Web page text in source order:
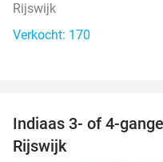
Rijswijk
Verkocht: 170
Indiaas 3- of 4-
Rijswijk